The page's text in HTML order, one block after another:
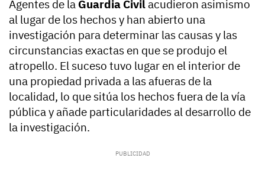
Agentes de la Guardia Civilacudieron asimismo
al lugar de los hechos y han abierto una
investigación para determinar las causas y las
circunstancias exactas en que se produjo el
atropello. El suceso tuvo lugar en el interior de
una propiedad privada a las afueras de la
localidad, lo que sitúa los hechos fuera de la vía
pública y añade particularidades al desarrollo de
la investigación.